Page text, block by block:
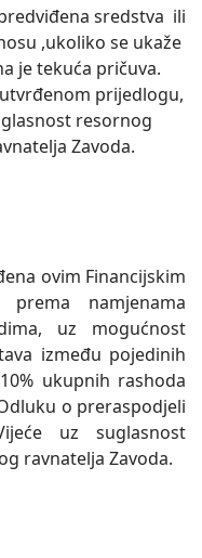
sredstva ili
,ukoliko se ukaže
je tekuća pričuva.
prijedlogu,
resornog
Zavoda.
ovim Financijskim
namjenama
uz mogućnost
između pojedinih
ukupnih rashoda
o preraspodjeli
uz suglasnost
ravnatelja Zavoda.